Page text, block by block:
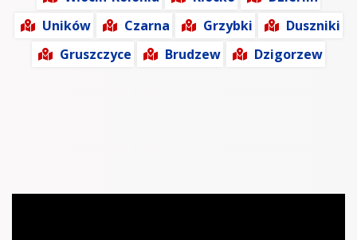
Uników
Czarna Grzybki
Duszniki
Gruszczyce
Brudzew Dzigorzew